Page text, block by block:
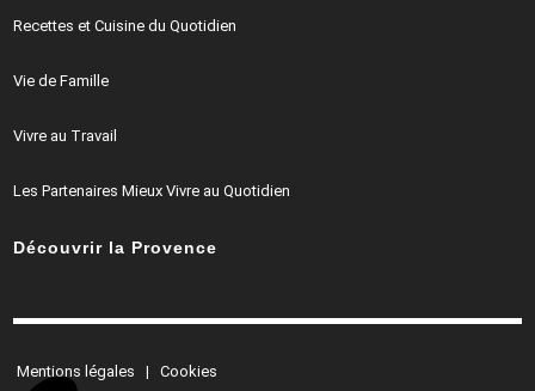
Recettes et Cuisine du Quotidien
Vie de Famille
Vivre au Travail
Les Partenaires Mieux Vivre au Quotidien
Découvrir la Provence
Mentions légales|Cookies